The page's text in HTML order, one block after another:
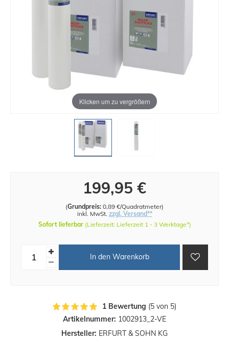
Klicken um zu vergrößern
Artikelnummer: 1002913_2-VE
Hersteller: ERFURT & SOHN KG
199,95 €
(Grundpreis: 0,89 €/Quadratmeter)
inkl. MwSt. zzgl. Versand**
Sofort lieferbar (Lieferzeit: Lieferzeit 1 - 3 Werktage*)
In den Warenkorb
1 Bewertung (5 von 5)